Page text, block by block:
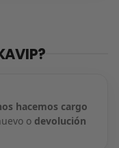
hacemos cargo
o devolución